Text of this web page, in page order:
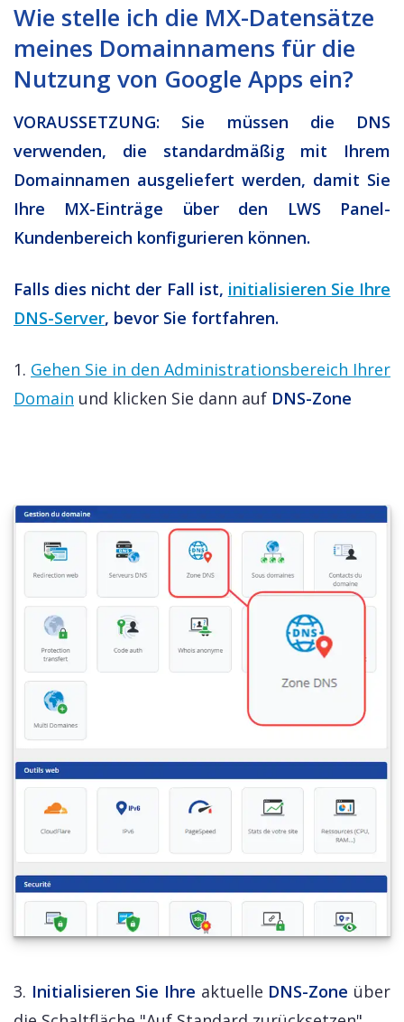
Wie stelle ich die MX-Datensätze
meines Domainnamens für die
Nutzung von Google Apps ein?
VORAUSSETZUNG: Sie müssen die DNS
verwenden, die standardmäßig mit Ihrem
Domainnamen ausgeliefert werden, damit Sie
Ihre MX-Einträge über den LWS Panel-
Kundenbereich konfigurieren können.
Falls dies nicht der Fall ist, initialisieren Sie Ihre
DNS-Server, bevor Sie fortfahren.
1. Gehen Sie in den Administrationsbereich Ihrer
Domain und klicken Sie dann auf DNS-Zone
3. Initialisieren Sie Ihre aktuelle DNS-Zone über